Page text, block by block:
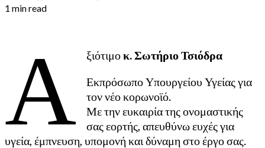
1 min read
Α ξιότιμοκ. Σωτήριο Τσιόδρα
Εκπρόσωπο Υπουργείου Υγείας για
τον νέο κορωνοϊό.
Με την ευκαιρία της ονομαστικής
σας εορτής, απευθύνω ευχές για
υγεία, έμπνευση, υπομονή και δύναμη στο έργο σας.